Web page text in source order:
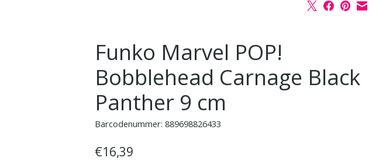
Funko Marvel POP!
Bobblehead Carnage Black
Panther 9 cm
Barcodenummer: 889698826433
€16,39